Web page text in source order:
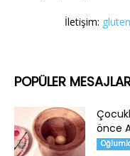
İletişim:
POPÜLER
önce